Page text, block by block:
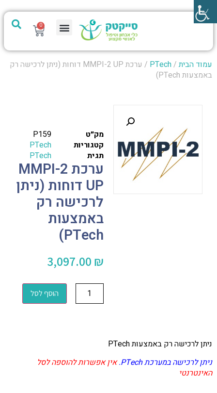
0
עמוד הבית/
PTech
/ ערכת MMPI-2 UP דוחות (ניתן לרכישה רק
באמצעות PTech)
מק״ט
P159
קטגוריות
PTech
תגית
PTech
ערכת MMPI-2
UP דוחות (ניתן
לרכישה רק
באמצעות
PTech)
3,097.00 ₪
הוסף לסל
ניתן לרכישה רק באמצעות PTech
ניתן לרכישה במערכת PTech.
אין אפשרות להוספה לסל
האינטרנטי